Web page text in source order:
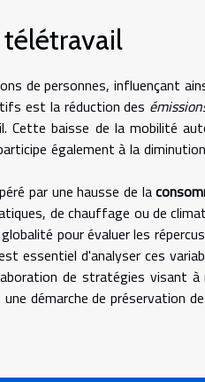
télétravail
de personnes, influençant
est la réduction des
Cette baisse de la mobilité
également à la
par une hausse de la
de chauffage ou de
pour évaluer les
essentiel d'analyser ces
de stratégies visant à
démarche de préservation